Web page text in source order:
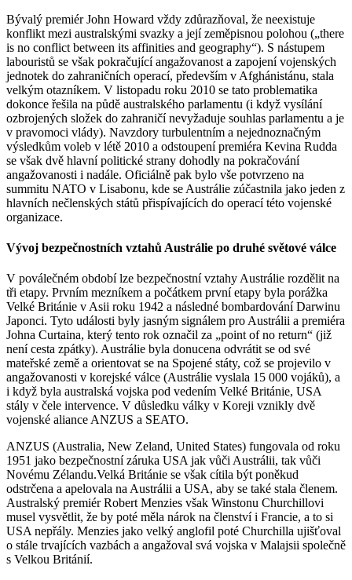
Bývalý premiér John Howard vždy zdůrazňoval, že neexistuje
konflikt mezi australskými svazky a její zeměpisnou polohou („there
is no conflict between its affinities and geography“). S nástupem
labouristů se však pokračující angažovanost a zapojení vojenských
jednotek do zahraničních operací, především v Afghánistánu, stala
velkým otazníkem. V listopadu roku 2010 se tato problematika
dokonce řešila na půdě australského parlamentu (i když vysílání
ozbrojených složek do zahraničí nevyžaduje souhlas parlamentu a je
v pravomoci vlády). Navzdory turbulentním a nejednoznačným
výsledkům voleb v létě 2010 a odstoupení premiéra Kevina Rudda
se však dvě hlavní politické strany dohodly na pokračování
angažovanosti i nadále. Oficiálně pak bylo vše potvrzeno na
summitu NATO v Lisabonu, kde se Austrálie zúčastnila jako jeden z
hlavních nečlenských států přispívajících do operací této vojenské
organizace.
Vývoj bezpečnostních vztahů Austrálie po druhé světové válce
V poválečném období lze bezpečnostní vztahy Austrálie rozdělit na
tři etapy. Prvním mezníkem a počátkem první etapy byla porážka
Velké Británie v Asii roku 1942 a následné bombardování Darwinu
Japonci. Tyto události byly jasným signálem pro Austrálii a premiéra
Johna Curtaina, který tento rok označil za „point of no return“ (již
není cesta zpátky). Austrálie byla donucena odvrátit se od své
mateřské země a orientovat se na Spojené státy, což se projevilo v
angažovanosti v korejské válce (Austrálie vyslala 15 000 vojáků), a
i když byla australská vojska pod vedením Velké Británie, USA
stály v čele intervence. V důsledku války v Koreji vznikly dvě
vojenské aliance ANZUS a SEATO.
ANZUS (Australia, New Zeland, United States) fungovala od roku
1951 jako bezpečnostní záruka USA jak vůči Austrálii, tak vůči
Novému Zélandu.Velká Británie se však cítila být poněkud
odstrčena a apelovala na Austrálii a USA, aby se také stala členem.
Australský premiér Robert Menzies však Winstonu Churchillovi
musel vysvětlit, že by poté měla nárok na členství i Francie, a to si
USA nepřály. Menzies jako velký anglofil poté Churchilla ujišťoval
o stále trvajících vazbách a angažoval svá vojska v Malajsii společně
s Velkou Británií.